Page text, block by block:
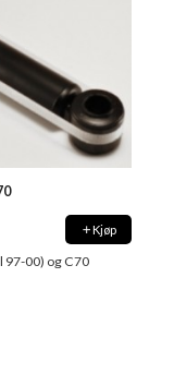
Kjøp
97-00) og C70